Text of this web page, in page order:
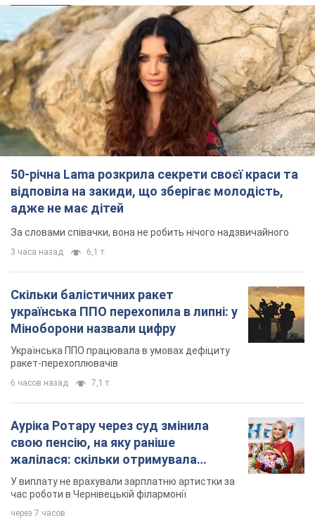
відповіла на закиди, що зберігає молодість,
адже не має дітей
За словами співачки, вона не робить нічого надзвичайного
3 часа назад 6,1 т.
Скільки балістичних ракет
українська ППО перехопила в липні: у
Міноборони назвали цифру
Українська ППО працювала в умовах дефіциту
ракет-перехоплювачів
6 часов назад
Ауріка Ротару через суд змінила
свою пенсію, на яку раніше
жалілася: скільки отримувала
співачка
У виплату не врахували зарплатню артистки за
час роботи в Чернівецькій філармонії
через 7 часов